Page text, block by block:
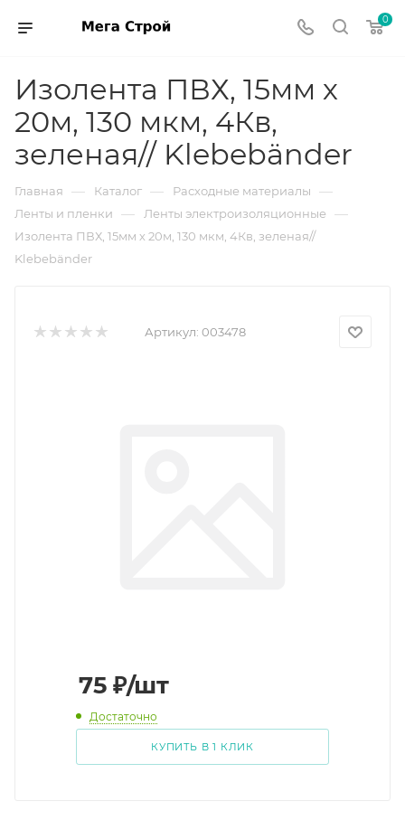
0
Изолента ПВХ, 15мм х
20м, 130 мкм, 4Кв,
зеленая// Klebebänder
Главная — Каталог — Расходные материалы —
Ленты и пленки — Ленты электроизоляционные —
Изолента ПВХ, 15мм х 20м, 130 мкм, 4Кв, зеленая//
Klebebänder
Артикул: 003478
75 ₽/шт
Достаточно
КУПИТЬ В 1 КЛИК